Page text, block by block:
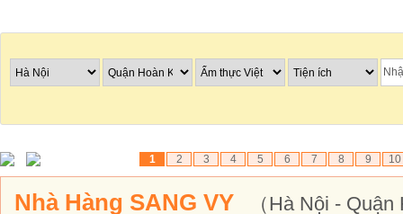
1 2 3 4 5 6 7 8 9 10
Nhà Hàng SANG VY （Hà Nội -